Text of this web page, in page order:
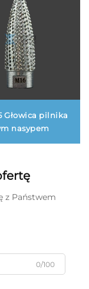
Głowica pilnika
nasypem
z Państwem
0/100